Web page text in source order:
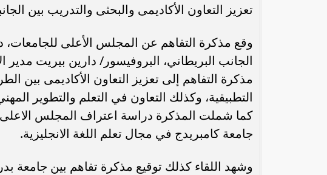
تعزيز التعاون الأكاديمى والبحثى والتدريب بين
وقع مذكرة التفاهم عن المجلس الأعلى
الجانب البريطاني، البروفيسور/ دارين بيريت مدير
مذكرة التفاهم إلى تعزيز التعاون الأكاديمى بين
التطبيقية، وكذلك التعاون في التعلم والتطوير
كما شملت المذكرة دراسة اعتراف المجلس الاعلى
جامعة كامبريدج في مجال تعلم اللغة الانجليزية.
وشهد اللقاء كذلك توقيع مذكرة تفاهم بين جامعة